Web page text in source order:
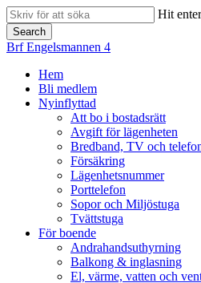
Skip
to
main
content
Hit
Search
Close
Brf Engelsmannen 4
search
Menu
Hem
Bli medlem
Nyinflyttad
Att bo i bostadsrätt
Avgift för lägenheten
Bredband, TV och
Försäkring
Lägenhetsnummer
Porttelefon
Sopor och Miljöstuga
Tvättstuga
För boende
Andrahandsuthyrning
Balkong & inglasning
El, värme, vatten och